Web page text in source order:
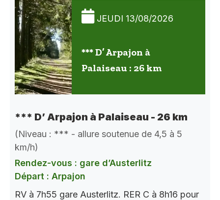
JEUDI 13/08/2026
*** D’ Arpajon à
Palaiseau : 26 km
*** D’ Arpajon à Palaiseau - 26 km
(Niveau : *** - allure soutenue de 4,5 à 5
km/h)
Rendez-vous : gare d’Austerlitz
Départ : Arpajon
RV à 7h55 gare Austerlitz. RER C à 8h16 pour